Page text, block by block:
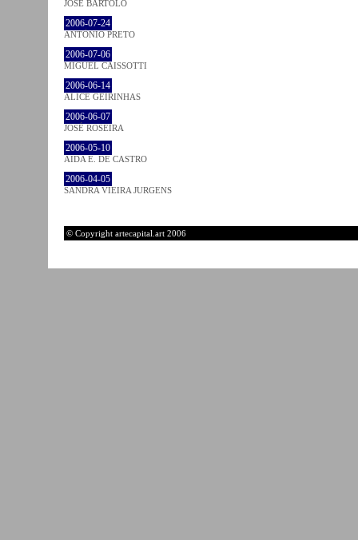
JOSÉ BÁRTOLO
2006-07-24
ANTÓNIO PRETO
2006-07-06
MIGUEL CAISSOTTI
2006-06-14
ALICE GEIRINHAS
2006-06-07
JOSÉ ROSEIRA
2006-05-10
AIDA E. DE CASTRO
2006-04-05
SANDRA VIEIRA JURGENS
© Copyright artecapital.art 2006